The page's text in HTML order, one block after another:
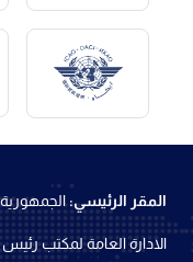
المقر الرئيسي:
الادارة العامة لمكتب